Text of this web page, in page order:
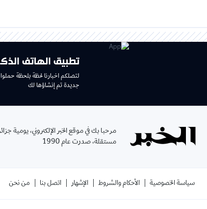
تطبيق الهاتف
لتصلكم اخبارنا لحظة بلحظة
جديدة تم إنشاؤها لك
مرحبا بك في موقع الخبر الإلكتروني، يومية
مستقلة، صدرت عام 1990
سياسة الخصوصية الأحكام والشروط الإشهار اتصل بنا من نحن